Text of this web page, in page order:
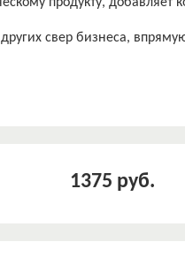
свер бизнеса,
влияния на потребителя. И
1375 руб.